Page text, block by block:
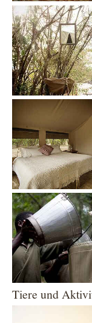
Show larger
Show larger version
Show larger
Tiere und